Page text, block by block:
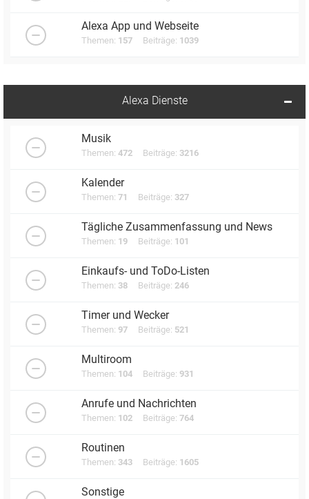
Alexa App und Webseite
Themen: 157 Beiträge: 1039
Alexa Dienste
Musik
Themen: 472 Beiträge: 3216
Kalender
Themen: 71 Beiträge: 327
Tägliche Zusammenfassung und News
Themen: 19 Beiträge: 101
Einkaufs- und ToDo-Listen
Themen: 38 Beiträge: 246
Timer und Wecker
Themen: 97 Beiträge: 521
Multiroom
Themen: 104 Beiträge: 931
Anrufe und Nachrichten
Themen: 102 Beiträge: 764
Routinen
Themen: 343 Beiträge: 1605
Sonstige